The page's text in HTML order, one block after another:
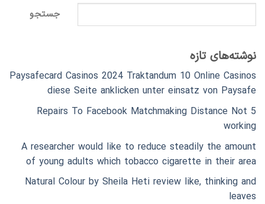
جستجو
نوشته‌های تازه
Paysafecard Casinos 2024 Traktandum 10 Online Casinos
diese Seite anklicken unter einsatz von Paysafe
5 Repairs To Facebook Matchmaking Distance Not
working
A researcher would like to reduce steadily the amount
of young adults which tobacco cigarette in their area
Natural Colour by Sheila Heti review like, thinking and
leaves